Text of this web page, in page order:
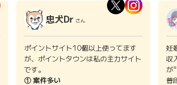
忠犬Dr さん
ポイントサイト10個以上使ってます
が、ポイントタウンは私の主力サイト
です。
① 案件多い
妊
収
が
普